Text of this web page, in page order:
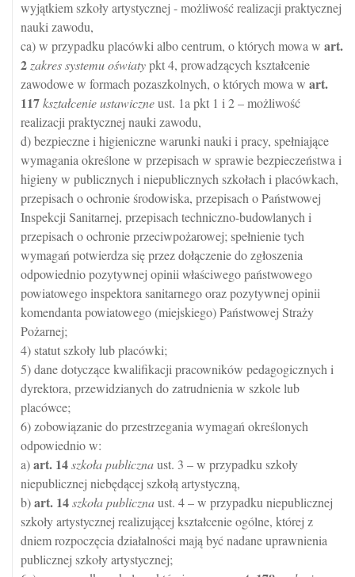
wyjątkiem szkoły artystycznej - możliwość realizacji praktycznej
nauki zawodu,
ca) w przypadku placówki albo centrum, o których mowa w art.
2 zakres systemu oświatypkt 4, prowadzących kształcenie
zawodowe w formach pozaszkolnych, o których mowa w art.
117kształcenie ustawiczneust. 1a pkt 1 i 2 – możliwość
realizacji praktycznej nauki zawodu,
d) bezpieczne i higieniczne warunki nauki i pracy, spełniające
wymagania określone w przepisach w sprawie bezpieczeństwa i
higieny w publicznych i niepublicznych szkołach i placówkach,
przepisach o ochronie środowiska, przepisach o Państwowej
Inspekcji Sanitarnej, przepisach techniczno-budowlanych i
przepisach o ochronie przeciwpożarowej; spełnienie tych
wymagań potwierdza się przez dołączenie do zgłoszenia
odpowiednio pozytywnej opinii właściwego państwowego
powiatowego inspektora sanitarnego oraz pozytywnej opinii
komendanta powiatowego (miejskiego) Państwowej Straży
Pożarnej;
4) statut szkoły lub placówki;
5) dane dotyczące kwalifikacji pracowników pedagogicznych i
dyrektora, przewidzianych do zatrudnienia w szkole lub
placówce;
6) zobowiązanie do przestrzegania wymagań określonych
odpowiednio w:
a)art. 14szkoła publicznaust. 3 – w przypadku szkoły
niepublicznej niebędącej szkołą artystyczną,
b)art. 14szkoła publicznaust. 4 – w przypadku niepublicznej
szkoły artystycznej realizującej kształcenie ogólne, której z
dniem rozpoczęcia działalności mają być nadane uprawnienia
publicznej szkoły artystycznej;